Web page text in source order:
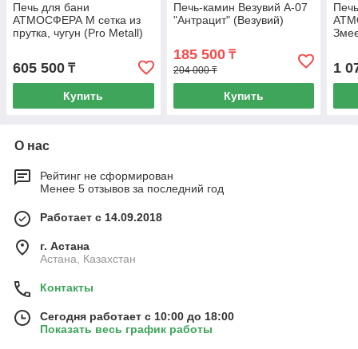
Печь для бани
АТМОСФЕРА М сетка из
прутка, чугун (Pro Metall)
605 500 ₸
Купить
Печь-камин Везувий А-07
"Антрацит" (Везувий)
185 500₸
204 000 ₸
Купить
1
О нас
Рейтинг не сформирован
Менее 5 отзывов за последний год
Работает с 14.09.2018
г. Астана
Астана, Казахстан
Контакты
Сегодня работает с 10:00 до 18:00
Показать весь график работы